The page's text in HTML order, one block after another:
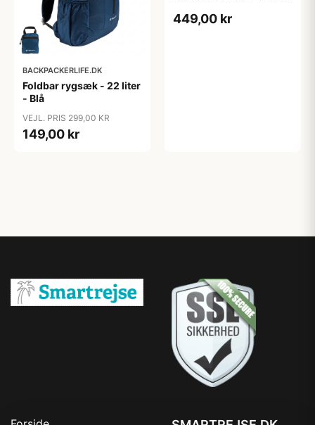
BACKPACKERLIFE.DK
Foldbar rygsæk - 22 liter
- Blå
VEJL. PRIS 299,00 KR
149,00 kr
449,00 kr